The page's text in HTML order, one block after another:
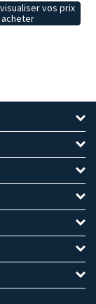
vos prix